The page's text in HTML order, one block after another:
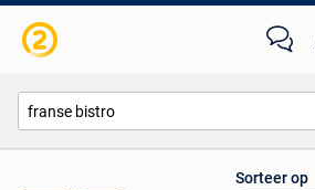
Sorteer op